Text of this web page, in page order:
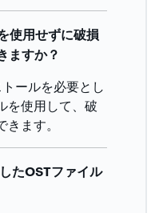
使用せずに破損
ますか？
ールを必要とし
を使用して、破
ます。
たOSTファイル